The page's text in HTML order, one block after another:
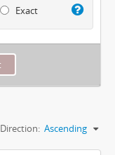
Exact
Direction: Ascending